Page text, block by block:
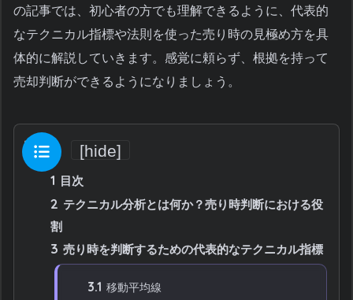
の記事では、初心者の方でも理解できるように、代表的
なテクニカル指標や法則を使った売り時の見極め方を具
体的に解説していきます。感覚に頼らず、根拠を持って
売却判断ができるようになりましょう。
目次 [hide]
1 目次
2 テクニカル分析とは何か？売り時判断における役
割
3 売り時を判断するための代表的なテクニカル指標
3.1 移動平均線